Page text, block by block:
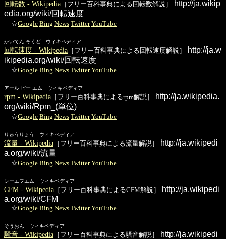
回転数 - Wikipedia ［フリー百科事典による回転数解説］
http://ja.wikip
edia.org/wiki/回転速度
☆Google Bing News Twitter YouTube
かいてん そくど ウィキペディア
回転速度 - Wikipedia ［フリー百科事典による回転速度解説］
http://ja.w
ikipedia.org/wiki/回転速度
☆Google Bing News Twitter YouTube
アール ピー エム ウィキペディア
rpm - Wikipedia ［フリー百科事典によるrpm解説］
http://ja.wikipedia.
org/wiki/Rpm_(単位)
☆Google Bing News Twitter YouTube
りゅうりょう ウィキペディア
流量 - Wikipedia ［フリー百科事典による流量解説］
http://ja.wikipedi
a.org/wiki/流量
☆Google Bing News Twitter YouTube
シーエフエム ウィキペディア
CFM - Wikipedia ［フリー百科事典によるCFM解説］
http://ja.wikipedi
a.org/wiki/CFM
☆Google Bing News Twitter YouTube
そうおん ウィキペディア
騒音 - Wikipedia ［フリー百科事典による騒音解説］
http://ja.wikipedi